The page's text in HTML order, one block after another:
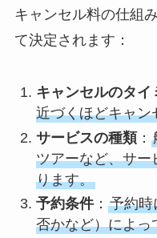
キャンセル料の仕組
て決定されます：
キャンセルのタイ
近づくほどキャン
サービスの種類：
ツアーなど、サー
ります。
予約条件： 予約時
否かなど）によっ